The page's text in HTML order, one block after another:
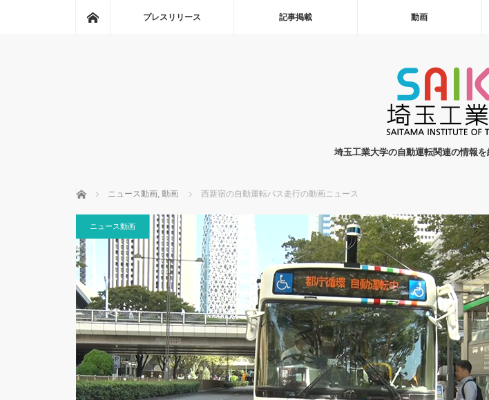
プレスリリース 記事掲載 動画
埼玉工業大学の自動運転関連の情報を
ホーム ニュース動画, 動画 西新宿の自動運転バス走行の動画ニュース
ニュース動画